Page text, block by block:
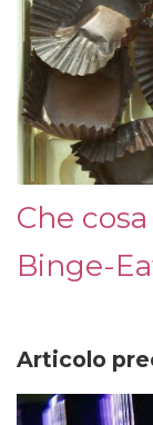
Che
Binge-
Articolo